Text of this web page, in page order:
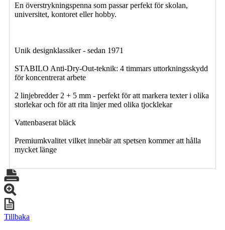
En överstrykningspenna som passar perfekt för skolan,
universitet, kontoret eller hobby.
Unik designklassiker - sedan 1971
STABILO Anti-Dry-Out-teknik: 4 timmars uttorkningsskydd
för koncentrerat arbete
2 linjebredder 2 + 5 mm - perfekt för att markera texter i olika
storlekar och för att rita linjer med olika tjocklekar
Vattenbaserat bläck
Premiumkvalitet vilket innebär att spetsen kommer att hålla
mycket länge
Tillbaka